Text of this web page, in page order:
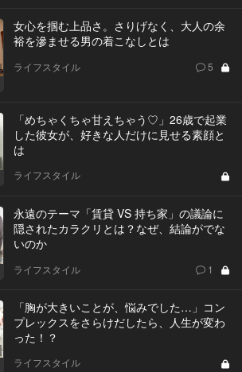
女心を掴む上品さ。さりげなく、大人の余
裕を滲ませる男の着こなしとは
ライフスタイル 5
「めちゃくちゃ甘えちゃう♡」26歳で起業
した彼女が、好きな人だけに見せる素顔と
は
ライフスタイル
永遠のテーマ「賃貸 VS 持ち家」の議論に
隠されたカラクリとは？なぜ、結論がでな
いのか
ライフスタイル 1
「胸が大きいことが、悩みでした…」コン
プレックスをさらけだしたら、人生が変わ
った！？
ライフスタイル